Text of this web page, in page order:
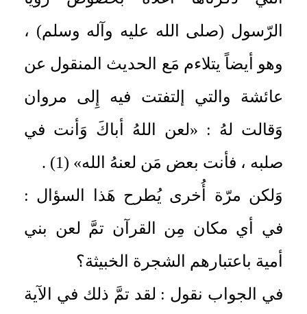
الرّسول (صلى الله عليه وآله وسلم) ،
وهو أيضاً يتلاءم مَع الحديث المنقول عن
عائشة والتي إلتفتت فيه إِلى مروان
وَقالت لهُ : «لعن اللهُ أباكَ وَأنت في
صلبه ، فأنت بعض مَن لعنهُ الله» (1) .
وَلكن مرّة أُخرى يُطرح هَذا السؤال :
في أي مكان مِن القرآن تمَّ لعن بني
أمية باعتبارهم الشجرة الخبيثة؟
في الجواب نقول : لقد تمَّ ذلك في الآية